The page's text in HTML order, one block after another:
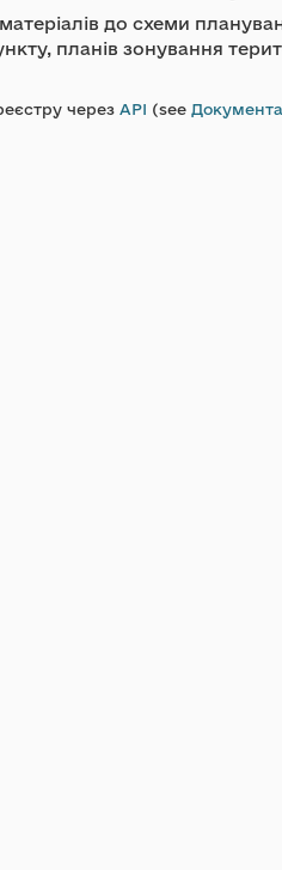
до схеми
планів зонування
через API (see